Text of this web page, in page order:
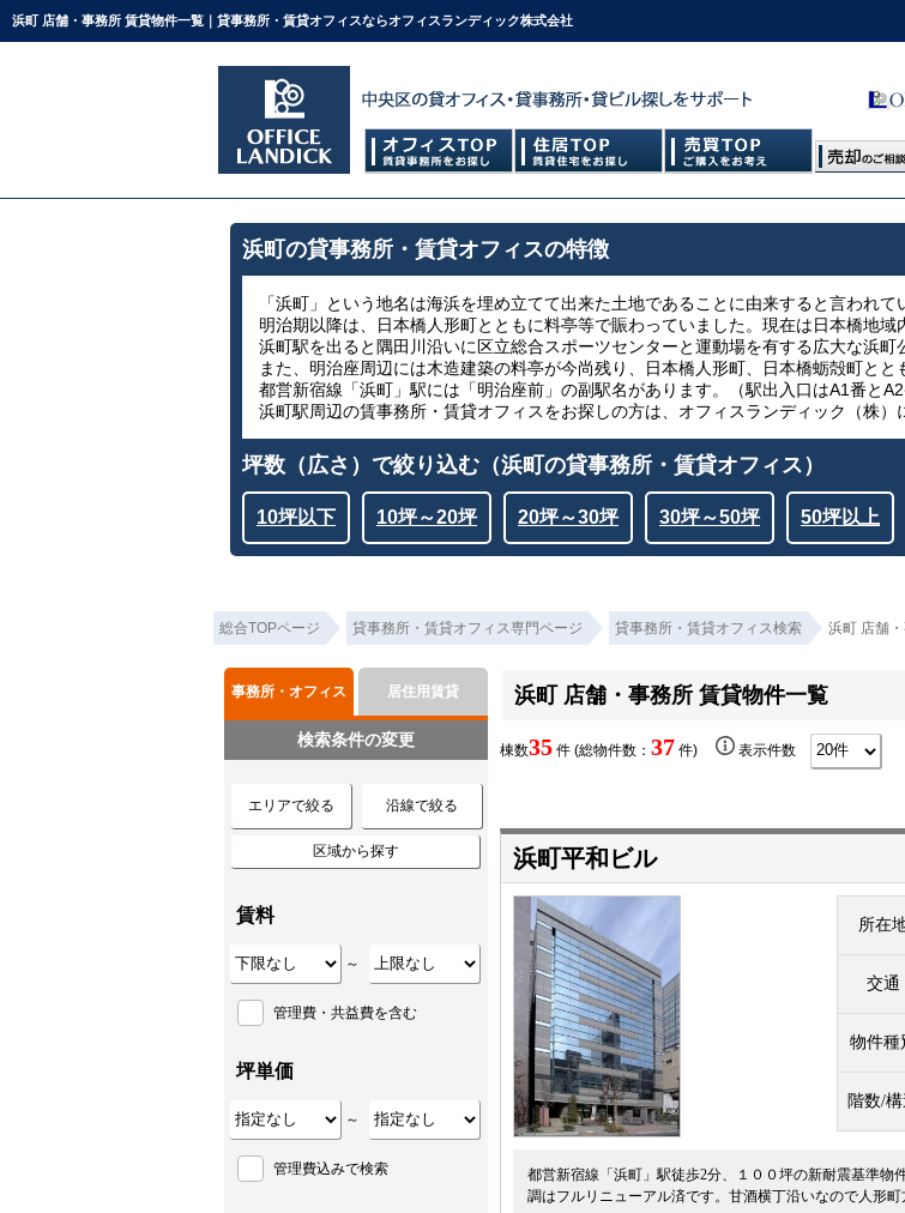
浜町 店舗・事務所 賃貸物件一覧｜貸事務所・賃貸オフィスならオフィスランディック株式会社
浜町の貸事務所・賃貸オフィスの特徴
「浜町」という地名は海浜を埋め立てて出来た土地であることに由来すると言われて
明治期以降は、日本橋人形町とともに料亭等で賑わっていました。現在は日本橋地域
浜町駅を出ると隅田川沿いに区立総合スポーツセンターと運動場を有する広大な浜町
また、明治座周辺には木造建築の料亭が今尚残り、日本橋人形町、日本橋蛎殻町とと
都営新宿線「浜町」駅には「明治座前」の副駅名があります。（駅出入口はA1番とA2
浜町駅周辺の賃事務所・賃貸オフィスをお探しの方は、オフィスランディック（株）
坪数（広さ）で絞り込む（浜町の貸事務所・賃貸オフィス）
10坪以下 10坪～20坪 20坪～30坪 30坪～50坪 50坪以上
総合TOPページ 貸事務所・賃貸オフィス専門ページ 貸事務所・賃貸オフィス検索 浜町 店舗
浜町 店舗・事務所 賃貸物件一覧
棟数35 件 (総物件数： 37 件) 表示件数
浜町平和ビル
所在
交通
物件種
階数/
都営新宿線「浜町」駅徒歩2分、１００坪の新耐震基準
調はフルリニューアル済です。甘酒横丁沿いなので人形町
事務所・オフィス 居住用賃貸
検索条件の変更
エリアで絞る 沿線で絞る
区域から探す
賃料
～
管理費・共益費を含む
坪単価
～
管理費込みで検索